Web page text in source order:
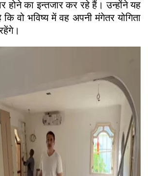
होने का इन्तजार कर रहे हैं। उन्होंने यह
वो भविष्य में वह अपनी मंगेतर योगिता